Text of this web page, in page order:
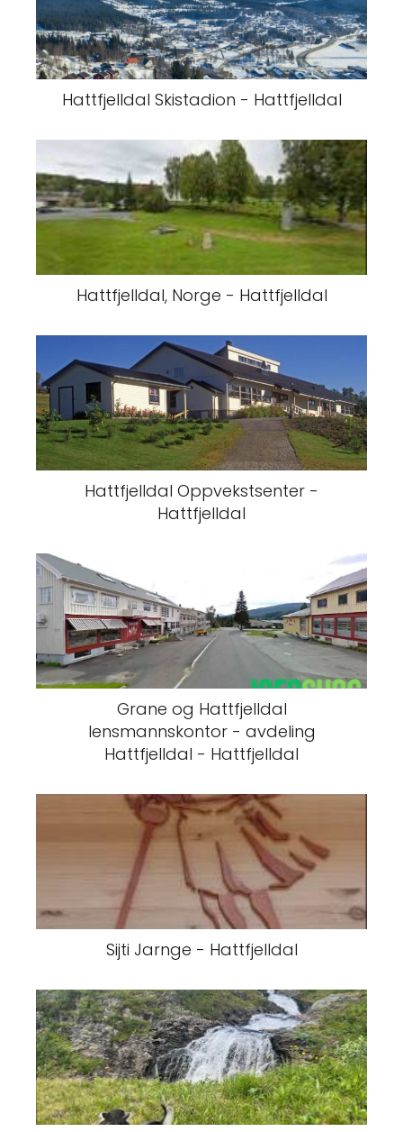
Hattfjelldal Skistadion - Hattfjelldal
Hattfjelldal, Norge - Hattfjelldal
Hattfjelldal Oppvekstsenter -
Hattfjelldal
Grane og Hattfjelldal
lensmannskontor - avdeling
Hattfjelldal - Hattfjelldal
Sijti Jarnge - Hattfjelldal